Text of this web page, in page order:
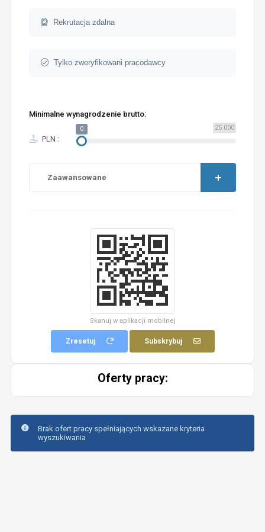
Rekrutacja zdalna
Tylko zweryfikowani pracodawcy
Minimalne wynagrodzenie brutto:
PLN :
25 000
0
Zaawansowane
Skanuj w aplikacji mobilnej
Zresetuj Subskrybuj
Oferty pracy:
Brak ofert pracy spełniających wskazane kryteria
wyszukiwania